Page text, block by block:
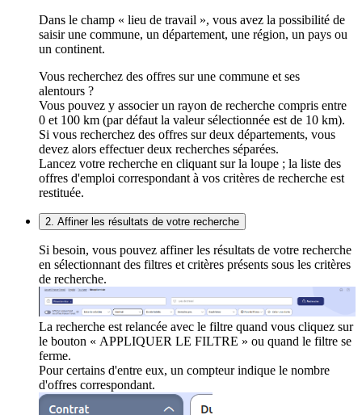
Dans le champ « lieu de travail », vous avez la possibilité de
saisir une commune, un département, une région, un pays ou
un continent.
Vous recherchez des offres sur une commune et ses
alentours ?
Vous pouvez y associer un rayon de recherche compris entre
0 et 100 km (par défaut la valeur sélectionnée est de 10 km).
Si vous recherchez des offres sur deux départements, vous
devez alors effectuer deux recherches séparées.
Lancez votre recherche en cliquant sur la loupe ; la liste des
offres d'emploi correspondant à vos critères de recherche est
restituée.
2. Affiner les résultats de votre recherche
Si besoin, vous pouvez affiner les résultats de votre recherche
en sélectionnant des filtres et critères présents sous les critères
de recherche.
La recherche est relancée avec le filtre quand vous cliquez sur
le bouton « APPLIQUER LE FILTRE » ou quand le filtre se
ferme.
Pour certains d'entre eux, un compteur indique le nombre
d'offres correspondant.